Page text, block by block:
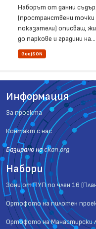
Наборът от данни
(пространствени точки
показатели) описващ
до паркове и градини на...
GeoJSON
Информация
За проекта
Контакт с нас
Базиранo наckan.org
Набори
Зони от ПУП по член 16
Ортофото на пилотен
Ортофото на Манастирски